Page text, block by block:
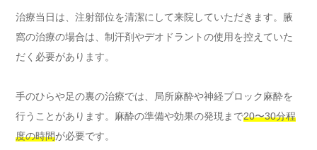
治療当日は、注射部位を清潔にして来院していただきます。腋
窩の治療の場合は、制汗剤やデオドラントの使用を控えていた
だく必要があります。
手のひらや足の裏の治療では、局所麻酔や神経ブロック麻酔を
行うことがあります。麻酔の準備や効果の発現まで20〜30分程
度の時間が必要です。